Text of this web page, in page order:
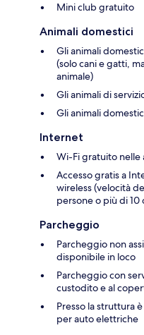
Mini club gratuito
Animali domestici
Gli animali
(solo cani e gatti,
animale)
Gli animali di
Gli animali
Internet
Wi-Fi gratuito nelle
Accesso gratis a
wireless (velocità
persone o più di 10
Parcheggio
Parcheggio non
disponibile in loco
Parcheggio con
custodito e al
Presso la struttura
per auto elettriche